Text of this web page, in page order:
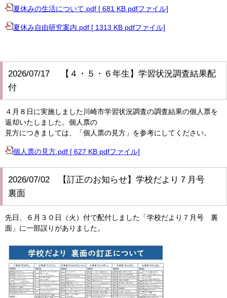
夏休みの生活について.pdf [ 681 KB pdfファイル]
夏休み自由研究案内.pdf [ 1313 KB pdfファイル]
2026/07/17 【４・５・６年生】学習状況調査結果配
付
４月８日に実施しました川崎市学習状況調査の調査結果の個人票を
返却いたしました。個人票の
見方につきましては、「個人票の見方」を参考にしてください。
個人票の見方.pdf [ 627 KB pdfファイル]
2026/07/02 【訂正のお知らせ】学校だより７月号
裏面
先日、６月３０日（火）付で配付しました「学校だより７月号 裏
面」に一部誤りがありました。